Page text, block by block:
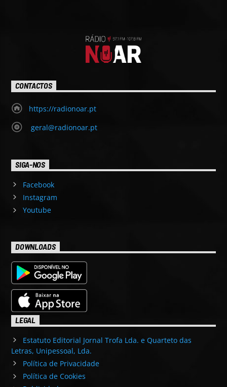
CONTACTOS
https://radionoar.pt
geral@radionoar.pt
SIGA-NOS
Facebook
Instagram
Youtube
DOWNLOADS
LEGAL
Estatuto Editorial Jornal Trofa Lda. e Quarteto das
Letras, Unipessoal, Lda.
Política de Privacidade
Política de Cookies